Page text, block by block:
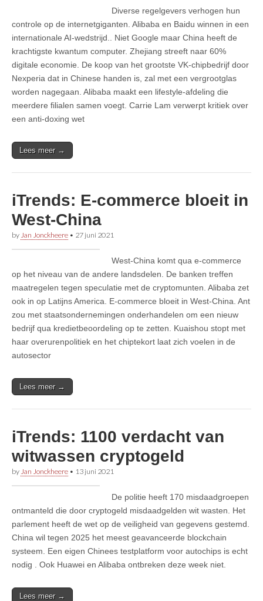
Diverse regelgevers verhogen hun
controle op de internetgiganten. Alibaba en Baidu winnen in een
internationale AI-wedstrijd.. Niet Google maar China heeft de
krachtigste kwantum computer. Zhejiang streeft naar 60%
digitale economie. De koop van het grootste VK-chipbedrijf door
Nexperia dat in Chinese handen is, zal met een vergrootglas
worden nagegaan. Alibaba maakt een lifestyle-afdeling die
meerdere filialen samen voegt. Carrie Lam verwerpt kritiek over
een anti-doxing wet
Lees meer →
iTrends: E-commerce bloeit in
West-China
by Jan Jonckheere • 27 juni 2021
West-China komt qua e-commerce
op het niveau van de andere landsdelen. De banken treffen
maatregelen tegen speculatie met de cryptomunten. Alibaba zet
ook in op Latijns America. E-commerce bloeit in West-China. Ant
zou met staatsondernemingen onderhandelen om een nieuw
bedrijf qua kredietbeoordeling op te zetten. Kuaishou stopt met
haar overurenpolitiek en het chiptekort laat zich voelen in de
autosector
Lees meer →
iTrends: 1100 verdacht van
witwassen cryptogeld
by Jan Jonckheere • 13 juni 2021
De politie heeft 170 misdaadgroepen
ontmanteld die door cryptogeld misdaadgelden wit wasten. Het
parlement heeft de wet op de veiligheid van gegevens gestemd.
China wil tegen 2025 het meest geavanceerde blockchain
systeem. Een eigen Chinees testplatform voor autochips is echt
nodig . Ook Huawei en Alibaba ontbreken deze week niet.
Lees meer →